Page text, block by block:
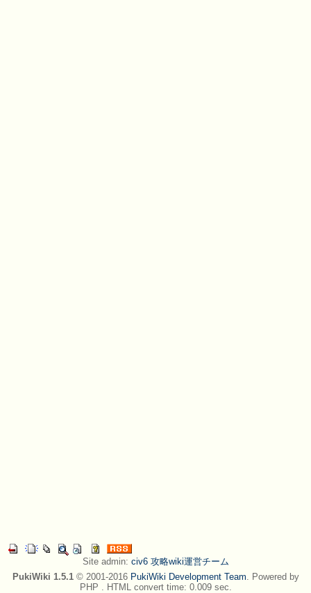
Site admin: civ6 攻略wiki運営チーム
PukiWiki 1.5.1© 2001-2016 PukiWiki Development Team. Powered by
PHP . HTML convert time: 0.009 sec.